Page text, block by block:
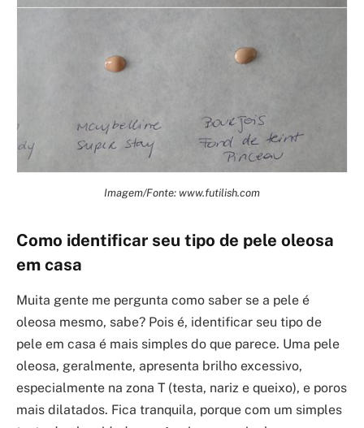
Imagem/Fonte: www.futilish.com
Como identificar seu tipo de pele oleosa
em casa
Muita gente me pergunta como saber se a pele é
oleosa mesmo, sabe? Pois é, identificar seu tipo de
pele em casa é mais simples do que parece. Uma pele
oleosa, geralmente, apresenta brilho excessivo,
especialmente na zona T (testa, nariz e queixo), e poros
mais dilatados. Fica tranquila, porque com um simples